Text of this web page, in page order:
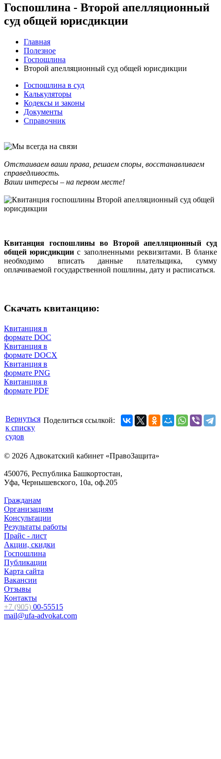
Госпошлина - Второй апелляционный
суд общей юрисдикции
Главная
Полезное
Госпошлина
Второй апелляционный суд общей юрисдикции
Госпошлина в суд
Калькуляторы
Кодексы и законы
Документы
Справочник
Отстаиваем ваши права, решаем споры, восстанавливаем
справедливость.
Ваши интересы – на первом месте!
Квитанция госпошлины во Второй апелляционный суд
общей юрисдикции с заполненными реквизитами. В бланке
необходимо вписать данные плательщика, сумму
оплачиваемой государственной пошлины, дату и расписаться.
Скачать квитанцию:
Квитанция в
формате DOC
Квитанция в
формате DOCX
Квитанция в
формате PNG
Квитанция в
формате PDF
Поделиться ссылкой:
Вернуться
к списку
судов
© 2026 Адвокатский кабинет «ПравоЗащита»
450076, Республика Башкортостан,
Уфа, Чернышевского, 10а, оф.205
Гражданам
Организациям
Консультации
Результаты работы
Прайс - лист
Акции, скидки
Госпошлина
Публикации
Карта сайта
Вакансии
Отзывы
Контакты
+7 (905) 00-55515
mail@ufa-advokat.com